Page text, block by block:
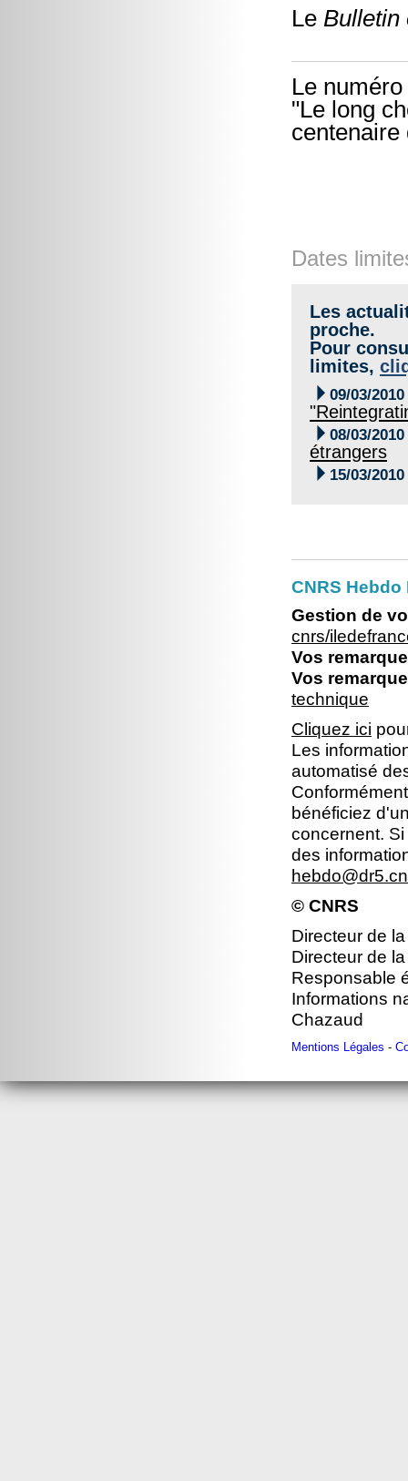
Le Bulletin
Le
"Le long
centenaire
Dates
Les
proche.
Pour
limites,
 09/03/2010
 08/03/2010
étrangers
 15/03/2010
CNRS
Gestion de
cnrs/
Vos
Vos
technique
Cliquez ici
Les
automatisé
bénéficiez
concernent.
des
© CNRS
Directeur de
Directeur de
Responsable
Informations
Chazaud
Mentions Légales -